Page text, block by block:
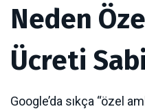
Neden
Ücreti
Google’da sıkça “özel